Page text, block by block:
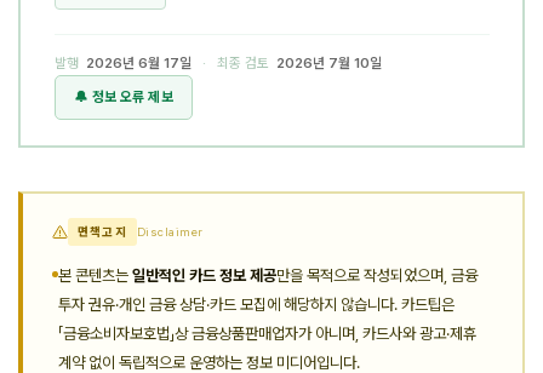
발행 2026년 6월 17일 · 최종 검토
2026년 7월 10일
🔔 정보 오류 제보
면책고지 Disclaimer
본 콘텐츠는 일반적인 카드 정보 제공만을 목적으로 작성되었으며, 금융
투자 권유·개인 금융 상담·카드 모집에 해당하지 않습니다. 카드팁은
「금융소비자보호법」상 금융상품판매업자가 아니며, 카드사와 광고·제휴
계약 없이 독립적으로 운영하는 정보 미디어입니다.